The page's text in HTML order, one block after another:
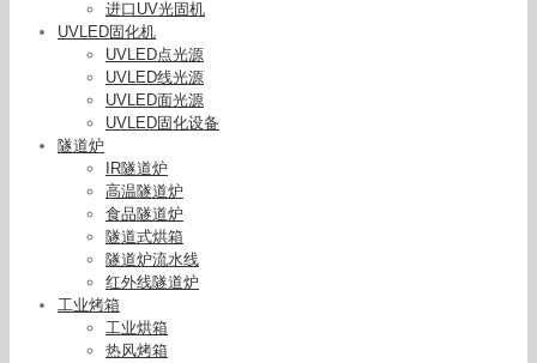
进口UV光固机
UVLED固化机
UVLED点光源
UVLED线光源
UVLED面光源
UVLED固化设备
隧道炉
IR隧道炉
高温隧道炉
食品隧道炉
隧道式烘箱
隧道炉流水线
红外线隧道炉
工业烤箱
工业烘箱
热风烤箱